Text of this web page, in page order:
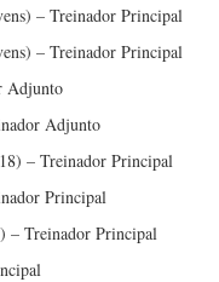
– Treinador Principal
– Treinador Principal
Adjunto
Adjunto
– Treinador Principal
Principal
– Treinador Principal